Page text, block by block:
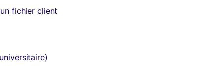
fichier client